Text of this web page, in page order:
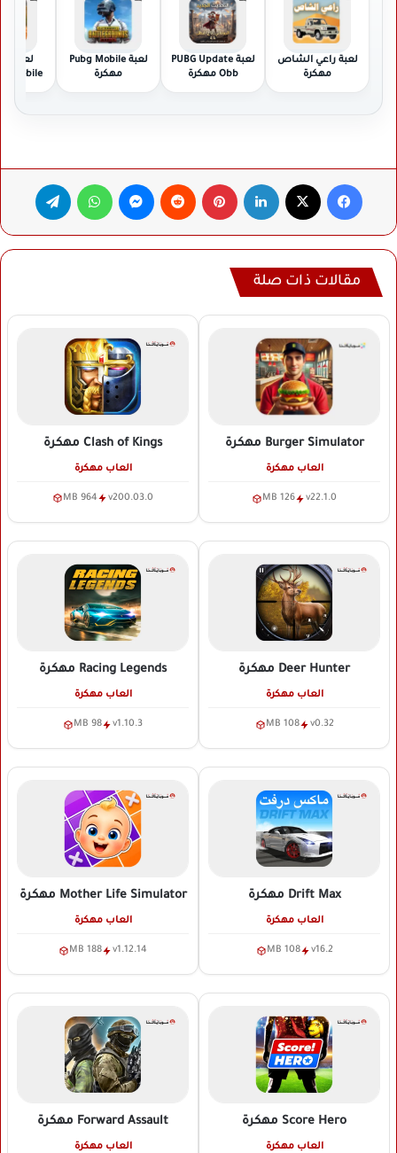
لعبة راعي الشاص
مهكرة
لعبة PUBG Update
Obb مهكرة
لعبة Pubg Mobile
مهكرة
Mobile
فيسبوك لينكدإن بينتيريست ماسنجر واتساب
مقالات ذات صلة
Burger Simulator مهكرة
العاب مهكرة
v22.1.0
126 MB
Clash of Kings مهكرة
العاب مهكرة
v200.03.0
964 MB
Deer Hunter مهكرة
العاب مهكرة
v0.32
108 MB
Racing Legends مهكرة
العاب مهكرة
v1.10.3
98 MB
Drift Max مهكرة
العاب مهكرة
v16.2
108 MB
Mother Life Simulator مهكرة
العاب مهكرة
v1.12.14
188 MB
Score Hero مهكرة
العاب مهكرة
Forward Assault مهكرة
العاب مهكرة